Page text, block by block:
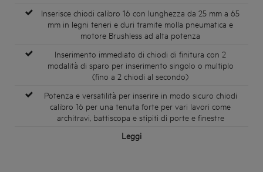
Inserisce chiodi calibro 16 con lunghezza da 25 mm a 65
mm in legni teneri e duri tramite molla pneumatica e
motore Brushless ad alta potenza
Inserimento immediato di chiodi di finitura con 2
modalità di sparo per inserimento singolo o multiplo
(fino a 2 chiodi al secondo)
Potenza e versatilità per inserire in modo sicuro chiodi
calibro 16 per una tenuta forte per vari lavori come
architravi, battiscopa e stipiti di porte e finestre
Leggi